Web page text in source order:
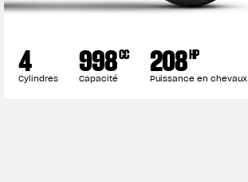
4
Cylindres 998CC
Capacité 208HP
Puissance en chevaux